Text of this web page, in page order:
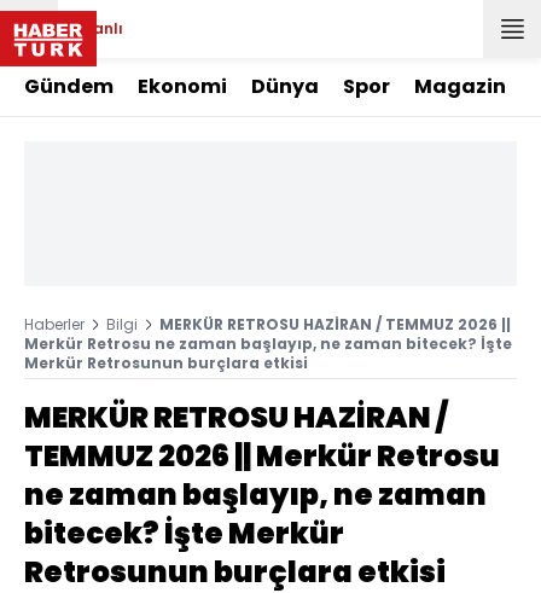
Canlı
Gündem Ekonomi Dünya Spor Magazin
Haberler Bilgi
MERKÜR RETROSU HAZİRAN / TEMMUZ 2026 ||
Merkür Retrosu ne zaman başlayıp, ne zaman bitecek? İşte
Merkür Retrosunun burçlara etkisi
MERKÜR RETROSU HAZİRAN /
TEMMUZ 2026 || Merkür Retrosu
ne zaman başlayıp, ne zaman
bitecek? İşte Merkür
Retrosunun burçlara etkisi